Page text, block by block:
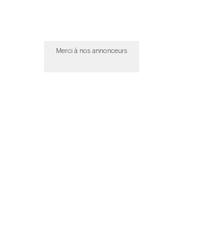
Merci à nos annonceurs